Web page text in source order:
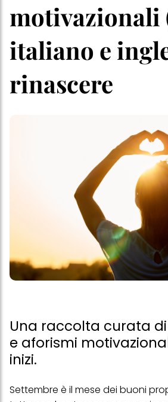
motivazionali
italiano e
rinascere
Una raccolta curata
e aforismi
inizi.
Settembre è il mese dei buoni